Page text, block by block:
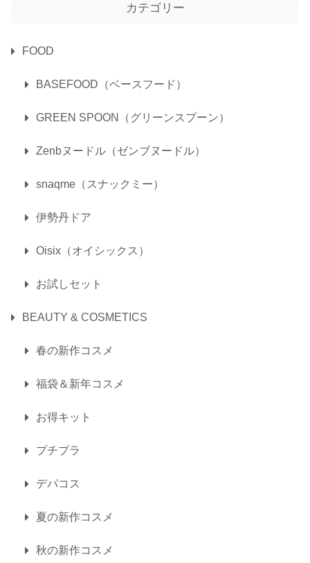
カテゴリー
FOOD
BASEFOOD（ベースフード）
GREEN SPOON（グリーンスプーン）
Zenbヌードル（ゼンブヌードル）
snaqme（スナックミー）
伊勢丹ドア
Oisix（オイシックス）
お試しセット
BEAUTY & COSMETICS
春の新作コスメ
福袋＆新年コスメ
お得キット
プチプラ
デパコス
夏の新作コスメ
秋の新作コスメ